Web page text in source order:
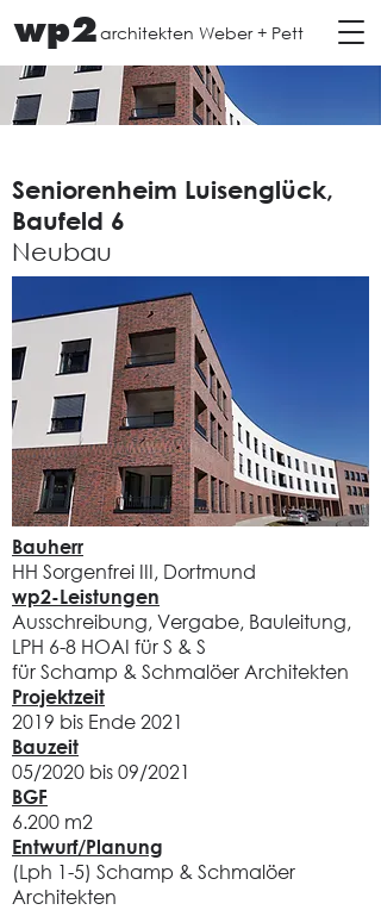
wp2architekten Weber + Pett
Seniorenheim Luisenglück,
Baufeld 6
Neubau
Bauherr
HH Sorgenfrei III, Dortmund
wp2-Leistungen
Ausschreibung, Vergabe, Bauleitung,
LPH 6-8 HOAI für S & S
für Schamp & Schmalöer Architekten
Projektzeit
2019 bis Ende 2021
Bauzeit
05/2020 bis 09/2021
BGF
6.200 m2
Entwurf/Planung
(Lph 1-5) Schamp & Schmalöer
Architekten